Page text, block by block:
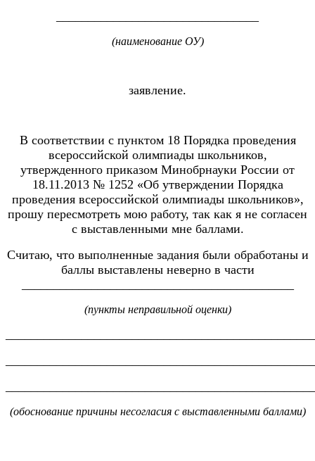
(наименование ОУ)
заявление.
В соответствии с пунктом 18 Порядка проведения
всероссийской олимпиады школьников,
утвержденного приказом Минобрнауки России от
18.11.2013 № 1252 «Об утверждении Порядка
проведения всероссийской олимпиады школьников»,
прошу пересмотреть мою работу, так как я не согласен
с выставленными мне баллами.
Считаю, что выполненные задания были обработаны и
баллы выставлены неверно в части
(пункты неправильной оценки)
(обоснование причины несогласия с выставленными баллами)